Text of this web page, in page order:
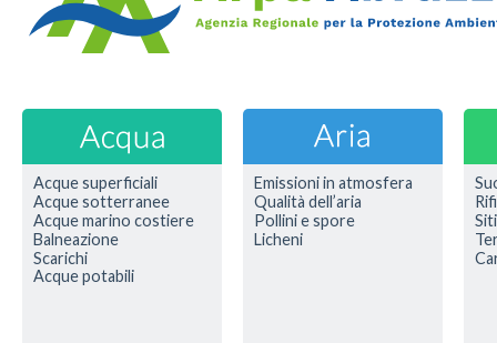
Acque superficiali
Acque sotterranee
Acque marino costiere
Balneazione
Scarichi
Acque potabili
Emissioni in atmosfera
Qualità dell’aria
Pollini e spore
Licheni